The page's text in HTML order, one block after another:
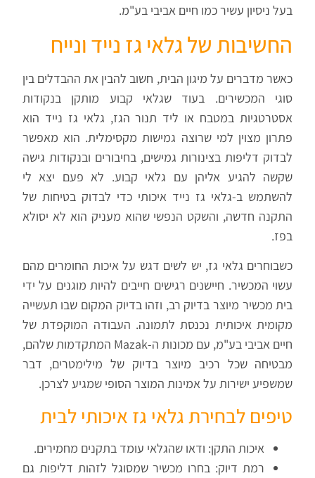
בעל ניסיון עשיר כמו חיים אביבי בע"מ.
החשיבות של גלאי גז נייד ונייח
כאשר מדברים על מיגון הבית, חשוב להבין את ההבדלים בין
סוגי המכשירים. בעוד שגלאי קבוע מותקן בנקודות
אסטרטגיות במטבח או ליד תנור הגז, גלאי גז נייד הוא
פתרון מצוין למי שרוצה גמישות מקסימלית. הוא מאפשר
לבדוק דליפות בצינורות גמישים, בחיבורים ובנקודות גישה
שקשה להגיע אליהן עם גלאי קבוע. לא פעם יצא לי
להשתמש ב-גלאי גז נייד איכותי כדי לבדוק בטיחות של
התקנה חדשה, והשקט הנפשי שהוא מעניק הוא לא יסולא
בפז.
כשבוחרים גלאי גז, יש לשים דגש על איכות החומרים מהם
עשוי המכשיר. חיישנים רגישים חייבים להיות מוגנים על ידי
בית מכשיר מיוצר בדיוק רב, וזהו בדיוק המקום שבו תעשייה
מקומית איכותית נכנסת לתמונה. העבודה המוקפדת של
חיים אביבי בע"מ, עם מכונות ה-Mazak המתקדמות שלהם,
מבטיחה שכל רכיב מיוצר בדיוק של מילימטרים, דבר
שמשפיע ישירות על אמינות המוצר הסופי שמגיע לצרכן.
טיפים לבחירת גלאי גז איכותי לבית
איכות התקן: ודאו שהגלאי עומד בתקנים מחמירים.
רמת דיוק: בחרו מכשיר שמסוגל לזהות דליפות גם